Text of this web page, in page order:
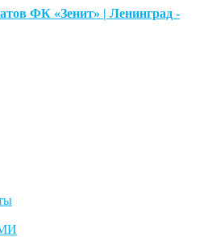
ФК «Зенит» | Ленинград -